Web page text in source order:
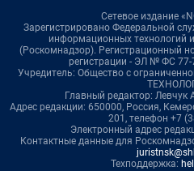
Сетевое издание
Зарегистрировано Федеральной
информационных технологий
(Роскомнадзор). Регистрационный
регистрации - ЭЛ № ФС 77-
Учредитель: Общество с
Главный редактор: Левчук
Адрес редакции: 650000, Россия,
201, телефон +7
Электронный адрес
Контактные данные для
Техподдержка: